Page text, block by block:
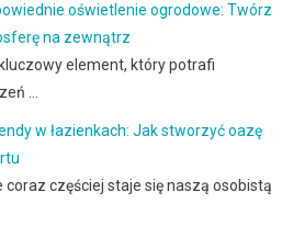
oświetlenie ogrodowe: Twórz
na zewnątrz
element, który potrafi
…
w łazienkach: Jak stworzyć oazę
częściej staje się naszą osobistą